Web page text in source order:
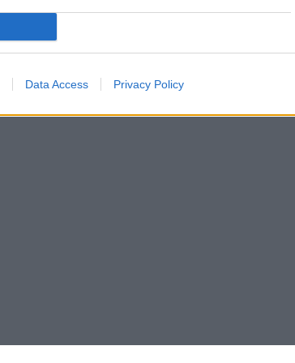
Data Access Privacy Policy